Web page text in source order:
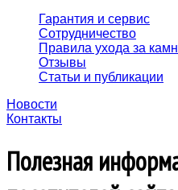
Гарантия и сервис
Сотрудничество
Правила ухода за
Отзывы
Статьи и публикации
Новости
Контакты
Полезная